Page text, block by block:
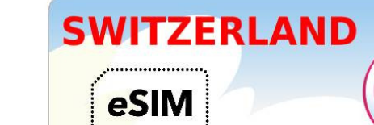
Roaming en
SALT